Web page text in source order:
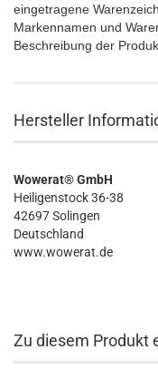
eingetragene
Markennamen und
Beschreibung der
Hersteller
Wowerat® GmbH
Heiligenstock 36-38
42697 Solingen
Deutschland
www.wowerat.de
Zu diesem Produkt